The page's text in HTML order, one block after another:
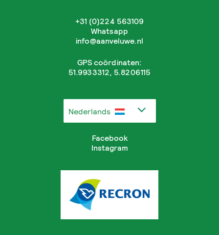
+31 (0)224 563109
Whatsapp
info@aanveluwe.nl
GPS coördinaten:
51.9933312, 5.8206115
Nederlands
Facebook
Instagram